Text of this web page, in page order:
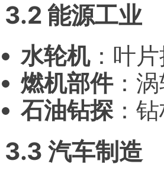
3.2 能源工业
水轮机：叶
燃机部件：
石油钻探：
3.3 汽车制造